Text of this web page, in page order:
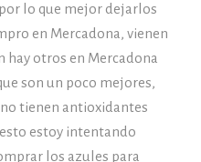
lo que mejor dejarlos
en Mercadona, vienen
hay otros en Mercadona
son un poco mejores,
tienen antioxidantes
estoy intentando
los azules para